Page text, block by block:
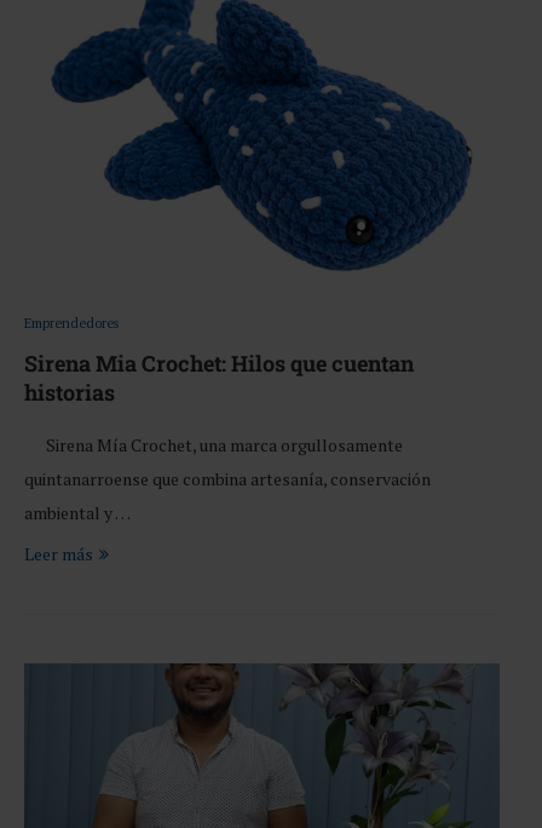
Emprendedores
Sirena Mia Crochet: Hilos que cuentan
historias
Sirena Mía Crochet, una marca orgullosamente
quintanarroense que combina artesanía, conservación
ambiental y …
Leer más